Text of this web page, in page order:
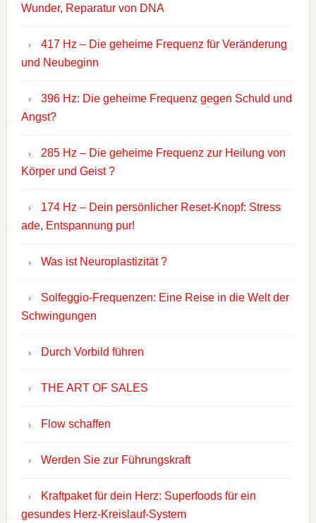
Wunder, Reparatur von DNA
417 Hz – Die geheime Frequenz für Veränderung
und Neubeginn
396 Hz: Die geheime Frequenz gegen Schuld und
Angst?
285 Hz – Die geheime Frequenz zur Heilung von
Körper und Geist ?
174 Hz – Dein persönlicher Reset-Knopf: Stress
ade, Entspannung pur!
Was ist Neuroplastizität ?
Solfeggio-Frequenzen: Eine Reise in die Welt der
Schwingungen
Durch Vorbild führen
THE ART OF SALES
Flow schaffen
Werden Sie zur Führungskraft
Kraftpaket für dein Herz: Superfoods für ein
gesundes Herz-Kreislauf-System